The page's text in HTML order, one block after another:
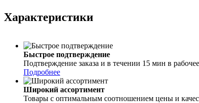
Характеристики
Быстрое подтверждение
Подтверждение заказа и в течении 15 мин в
Подробнее
Широкий ассортимент
Товары с оптимальным соотношением цены и